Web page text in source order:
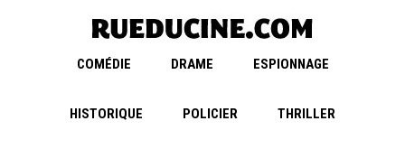
COMÉDIE DRAME ESPIONNAGE
HISTORIQUE POLICIER THRILLER